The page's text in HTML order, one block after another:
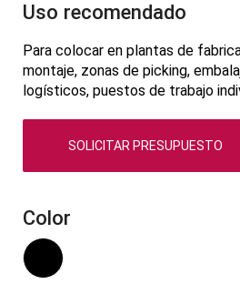
Uso recomendado
Para colocar en plantas de
montaje, zonas de picking,
logísticos, puestos de trabajo
SOLICITAR PRESUPUESTO
Color